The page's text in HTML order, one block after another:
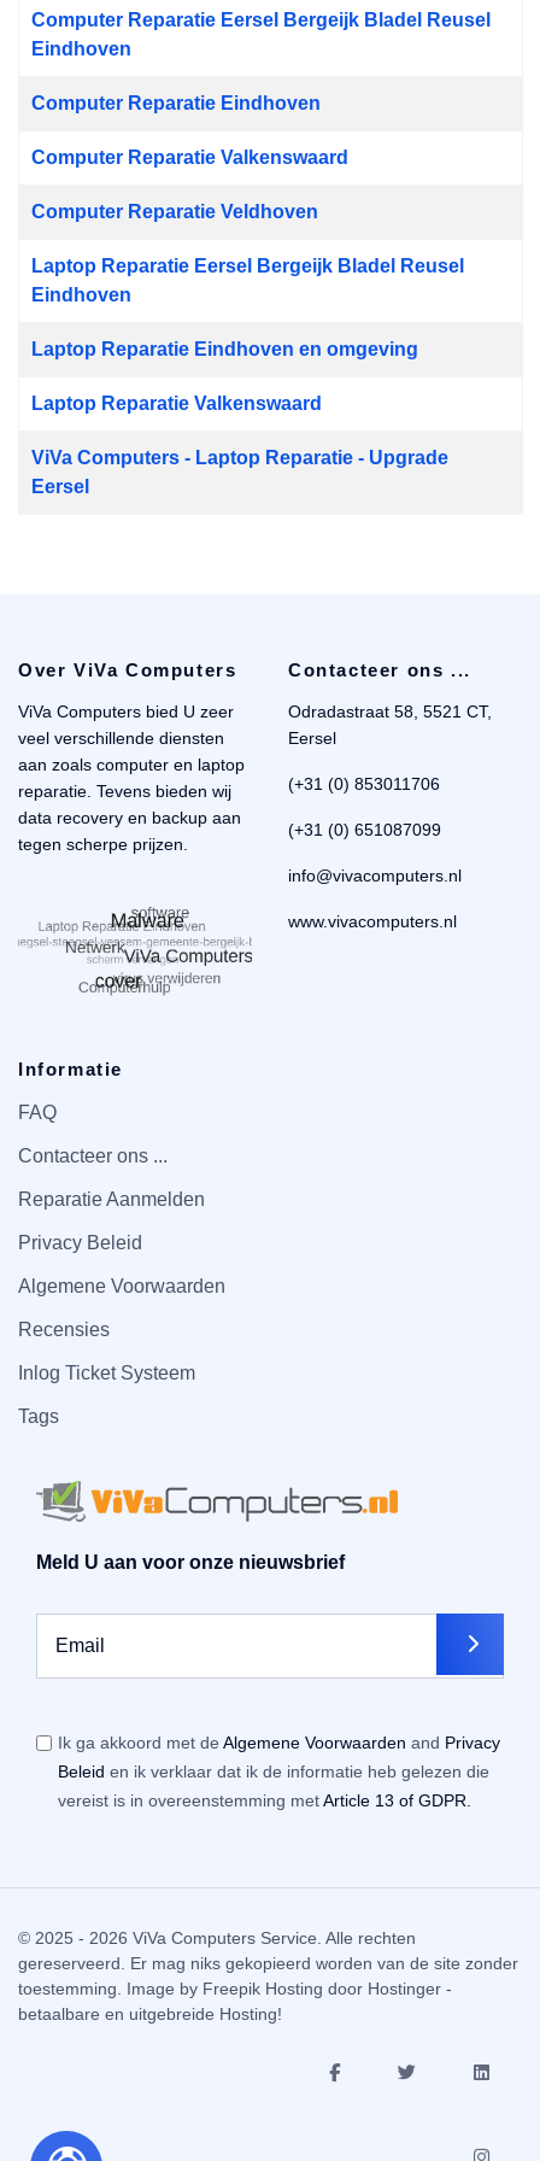
Computer Reparatie Eersel Bergeijk Bladel Reusel
Eindhoven
Computer Reparatie Eindhoven
Computer Reparatie Valkenswaard
Computer Reparatie Veldhoven
Laptop Reparatie Eersel Bergeijk Bladel Reusel
Eindhoven
Laptop Reparatie Eindhoven en omgeving
Laptop Reparatie Valkenswaard
ViVa Computers - Laptop Reparatie - Upgrade
Eersel
Over ViVa Computers
ViVa Computers bied U zeer
veel verschillende diensten
aan zoals computer en laptop
reparatie. Tevens bieden wij
data recovery en backup aan
tegen scherpe prijzen.
Contacteer ons ...
Odradastraat 58, 5521 CT,
Eersel
(+31 (0) 853011706
(+31 (0) 651087099
info@vivacomputers.nl
www.vivacomputers.nl
Informatie
FAQ
Contacteer ons ...
Reparatie Aanmelden
Privacy Beleid
Algemene Voorwaarden
Recensies
Inlog Ticket Systeem
Tags
Meld U aan voor onze nieuwsbrief
Ik ga akkoord met de Algemene Voorwaarden and Privacy
Beleid en ik verklaar dat ik de informatie heb gelezen die
vereist is in overeenstemming metArticle 13 of GDPR.
© 2025 - 2026 ViVa Computers Service. Alle rechten
gereserveerd. Er mag niks gekopieerd worden van de site zonder
toestemming. Image by Freepik Hosting door Hostinger -
betaalbare en uitgebreide Hosting!
fab
fab
fab